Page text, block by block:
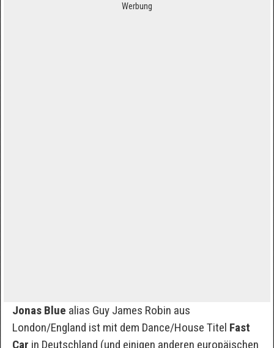
Werbung
Jonas Blue alias Guy James Robin aus
London/England ist mit dem Dance/House Titel Fast
Car in Deutschland (und einigen anderen europäischen